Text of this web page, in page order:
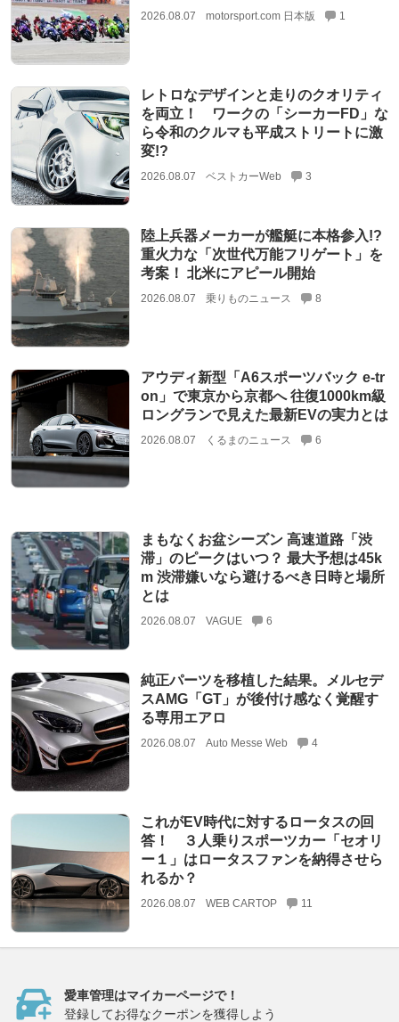
2026.08.07 motorsport.com 日本版 1
レトロなデザインと走りのクオリティ
を両立！ ワークの「シーカーFD」な
ら令和のクルマも平成ストリートに激
変!?
2026.08.07 ベストカーWeb 3
陸上兵器メーカーが艦艇に本格参入!?
重火力な「次世代万能フリゲート」を
考案！ 北米にアピール開始
2026.08.07 乗りものニュース 8
アウディ新型「A6スポーツバック e-tr
on」で東京から京都へ 往復1000km級
ロングランで見えた最新EVの実力とは
2026.08.07 くるまのニュース 6
まもなくお盆シーズン 高速道路「渋
滞」のピークはいつ？ 最大予想は45k
m 渋滞嫌いなら避けるべき日時と場所
とは
2026.08.07 VAGUE 6
純正パーツを移植した結果。メルセデ
スAMG「GT」が後付け感なく覚醒す
る専用エアロ
2026.08.07 Auto Messe Web 4
これがEV時代に対するロータスの回
答！ ３人乗りスポーツカー「セオリ
ー１」はロータスファンを納得させら
れるか？
2026.08.07 WEB CARTOP 11
愛車管理はマイカーページで！
登録してお得なクーポンを獲得しよう